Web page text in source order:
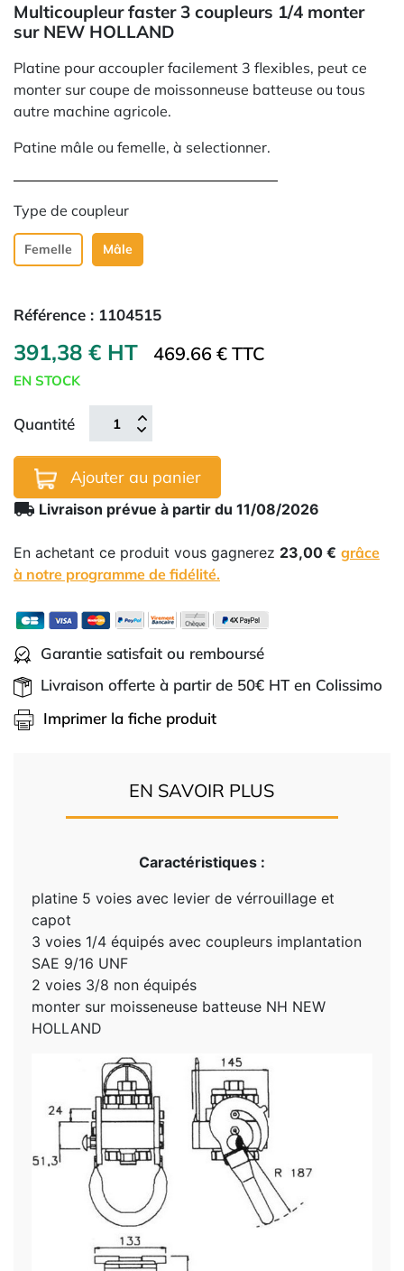
Multicoupleur faster 3 coupleurs 1/4 monter
sur NEW HOLLAND
Platine pour accoupler facilement 3 flexibles, peut ce
monter sur coupe de moissonneuse batteuse ou tous
autre machine agricole.
Patine mâle ou femelle, à selectionner.
Type de coupleur
Femelle Mâle
Référence : 1104515
391,38 € HT 469.66 € TTC
EN STOCK
Quantité
Ajouter au panier
local_shipping Livraison prévue à partir du 11/08/2026
En achetant ce produit vous gagnerez 23,00 € grâce
à notre programme de fidélité.
Garantie satisfait ou remboursé
Livraison offerte à partir de 50€ HT en Colissimo
Imprimer la fiche produit
EN SAVOIR PLUS
Caractéristiques :
platine 5 voies avec levier de vérrouillage et
capot
3 voies 1/4 équipés avec coupleurs implantation
SAE 9/16 UNF
2 voies 3/8 non équipés
monter sur moisseneuse batteuse NH NEW
HOLLAND